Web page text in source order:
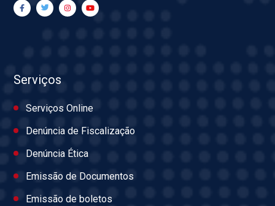
Serviços
Serviços Online
Denúncia de Fiscalização
Denúncia Ética
Emissão de Documentos
Emissão de boletos